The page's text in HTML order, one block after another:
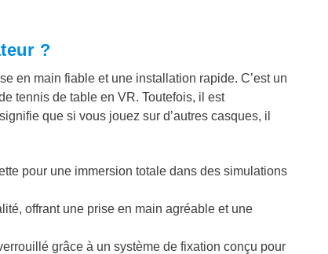
?
en main fiable et une installation rapide. C’est un
tennis de table en VR. Toutefois, il est
que si vous jouez sur d’autres casques, il
pour une immersion totale dans des simulations
, offrant une prise en main agréable et une
grâce à un système de fixation conçu pour